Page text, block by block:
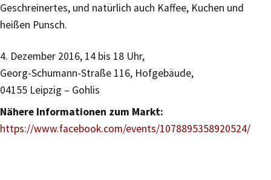
Geschreinertes, und natürlich auch Kaffee, Kuchen und
heißen Punsch.
4. Dezember 2016, 14 bis 18 Uhr,
Georg-Schumann-Straße 116, Hofgebäude,
04155 Leipzig – Gohlis
Nähere Informationen zum Markt:
https://www.facebook.com/events/1078895358920524/